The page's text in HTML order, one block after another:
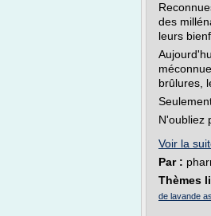
des
leurs
brûlures,
N'oubliez
Voir la
Par :
Thèmes
de lavande